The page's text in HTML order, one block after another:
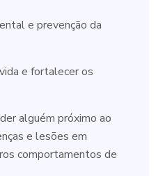
e prevenção da
e fortalecer os
alguém próximo ao
e lesões em
comportamentos de